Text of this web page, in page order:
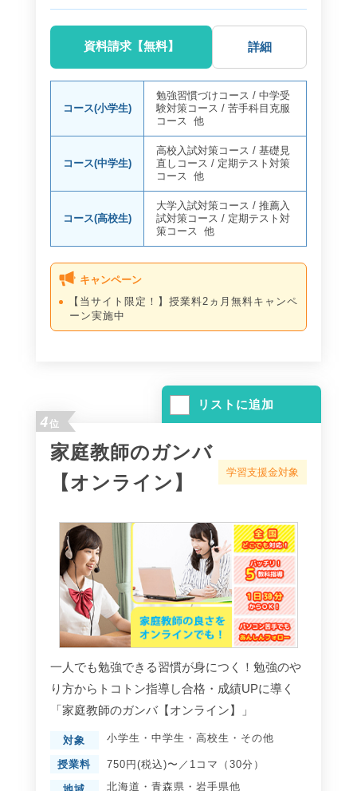
資料請求【無料】 詳細
コース(小学生)
勉強習慣づけコース /中学受
験対策コース /苦手科目克服
コース
他
コース(中学生)
高校入試対策コース /基礎見
直しコース /定期テスト対策
コース
他
コース(高校生)
大学入試対策コース /推薦入
試対策コース /定期テスト対
策コース
他
キャンペーン
【当サイト限定！】授業料2ヵ月無料キャンペ
ーン実施中
リストに追加
4位
家庭教師のガンバ
【オンライン】
学習支援金対象
一人でも勉強できる習慣が身につく！勉強のや
り方からトコトン指導し合格・成績UPに導く
「家庭教師のガンバ【オンライン】」
対象 小学生 ・ 中学生 ・ 高校生 ・ その他
授業料 750円(税込)〜／1コマ（30分）
北海道 ・ 青森県 ・ 岩手県他